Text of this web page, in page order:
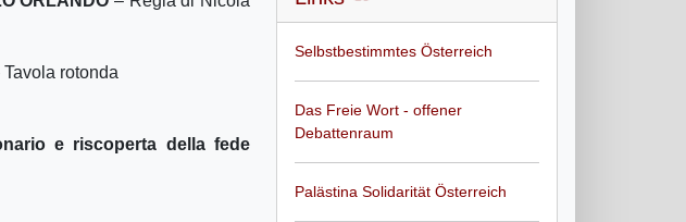
Tavola rotonda
e riscoperta della fede
Selbstbestimmtes Österreich
Das Freie Wort - offener
Debattenraum
Palästina Solidarität Österreich